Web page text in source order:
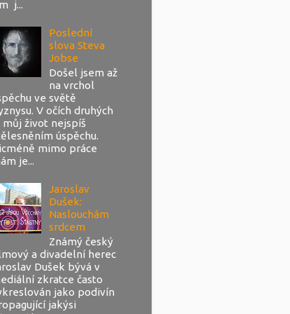
j...
Poslední
slova Steva
Jobse
Došel jsem až
na vrchol
ve světě
V očích druhých
můj život nejspíš
úspěchu.
mimo práce
je...
Jaroslav
Dušek:
Naslouchám
srdcem
Známý český
a divadelní herec
Dušek bývá v
zkratce často
jako podivín
jakýsi